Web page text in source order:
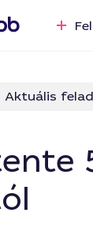
Aktuális